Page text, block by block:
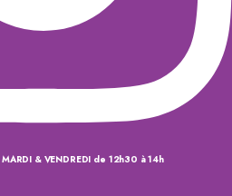
MARDI & VENDREDI de 12h30 à 14h